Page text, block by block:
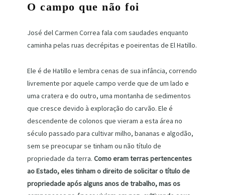
O campo que não foi
José del Carmen Correa fala com saudades enquanto
caminha pelas ruas decrépitas e poeirentas de El Hatillo.
Ele é de Hatillo e lembra cenas de sua infância, correndo
livremente por aquele campo verde que de um lado e
uma cratera e do outro, uma montanha de sedimentos
que cresce devido à exploração do carvão. Ele é
descendente de colonos que vieram a esta área no
século passado para cultivar milho, bananas e algodão,
sem se preocupar se tinham ou não título de
propriedade da terra. Como eram terras pertencentes
ao Estado, eles tinham o direito de solicitar o título de
propriedade após alguns anos de trabalho, mas os